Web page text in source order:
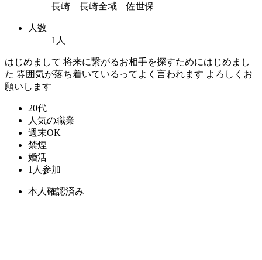
長崎 長崎全域 佐世保
人数
1人
はじめまして 将来に繋がるお相手を探すためにはじめまし
た 雰囲気が落ち着いているってよく言われます よろしくお
願いします
20代
人気の職業
週末OK
禁煙
婚活
1人参加
本人確認済み